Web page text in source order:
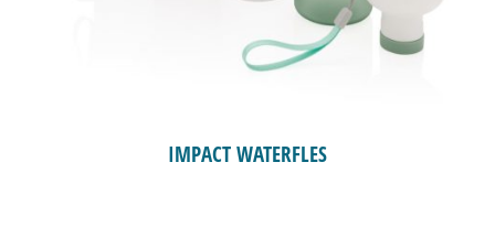
IMPACT WATERFLES